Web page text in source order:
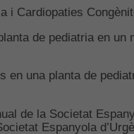
i Cardiopaties
de pediatria en
una planta de
de la Societat
Espanyola